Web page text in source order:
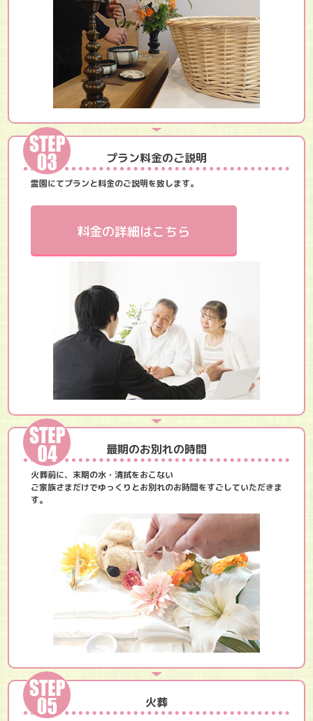
プラン料金のご説明
霊園にてプランと料金のご説明を致します。
料金の詳細はこちら
最期のお別れの時間
火葬前に、末期の水・清拭をおこない
ご家族さまだけでゆっくりとお別れのお時間をすごしていただきま
す。
火葬